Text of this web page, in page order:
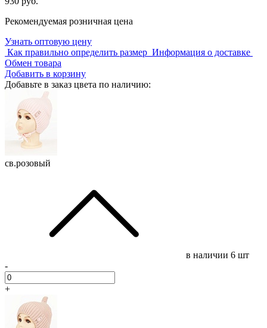
Рекомендуемая розничная цена
Узнать оптовую цену
Как правильно определить размер Информация о доставке
Обмен товара
Добавить в корзину
Добавьте в заказ цвета по наличию:
св.розовый
в наличии 6 шт
-
+